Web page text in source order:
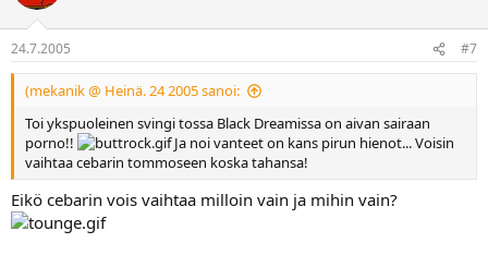
24.7.2005 #7
(mekanik @ Heinä. 24 2005 sanoi:
Toi ykspuoleinen svingi tossa Black Dreamissa on aivan sairaan
porno!!
Ja noi vanteet on kans pirun hienot... Voisin
vaihtaa cebarin tommoseen koska tahansa!
Eikö cebarin vois vaihtaa milloin vain ja mihin vain?